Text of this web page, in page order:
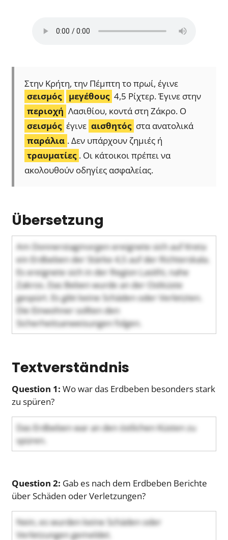
Στην Κρήτη, την Πέμπτη το πρωί, έγινε
σεισμός
μεγέθους 4,5 Ρίχτερ. Έγινε στην
περιοχή Λασιθίου, κοντά στη Ζάκρο. Ο
σεισμός έγινε αισθητός στα ανατολικά
παράλια . Δεν υπάρχουν ζημιές ή
τραυματίες . Οι κάτοικοι πρέπει να
ακολουθούν οδηγίες ασφαλείας.
Übersetzung
Am Donnerstagmorgen ereignete sich auf Kreta
ein Erdbeben der Stärke 4,5 auf der Richterskala.
Es ereignete sich in der Region Lasithi, nahe
Zakros. Das Beben wurde an der Ostküste
gespürt. Es gibt keine Schäden oder Verletzten.
Die Einwohner sollten den
Sicherheitsanweisungen folgen.
Textverständnis
Question 1: Wo war das Erdbeben besonders stark
zu spüren?
Das Erdbeben war an den östlichen Küsten zu
spüren.
Question 2: Gab es nach dem Erdbeben Berichte
über Schäden oder Verletzungen?
Nein, es wurden keine Schäden oder
Verletzungen gemeldet.